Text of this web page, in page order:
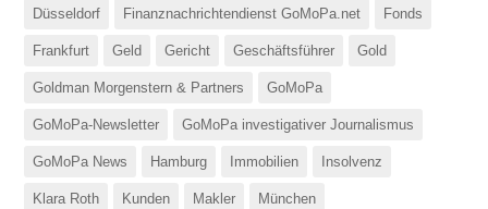
Düsseldorf Finanznachrichtendienst GoMoPa.net Fonds
Frankfurt Geld Gericht Geschäftsführer Gold
Goldman Morgenstern & Partners GoMoPa
GoMoPa-Newsletter GoMoPa investigativer Journalismus
GoMoPa News Hamburg Immobilien Insolvenz
Klara Roth Kunden Makler München